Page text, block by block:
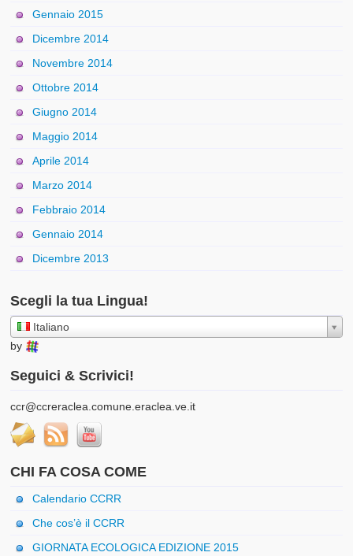
Gennaio 2015
Dicembre 2014
Novembre 2014
Ottobre 2014
Giugno 2014
Maggio 2014
Aprile 2014
Marzo 2014
Febbraio 2014
Gennaio 2014
Dicembre 2013
Scegli la tua Lingua!
Italiano
by
Seguici & Scrivici!
ccr@ccreraclea.comune.eraclea.ve.it
CHI FA COSA COME
Calendario CCRR
Che cos’è il CCRR
GIORNATA ECOLOGICA EDIZIONE 2015